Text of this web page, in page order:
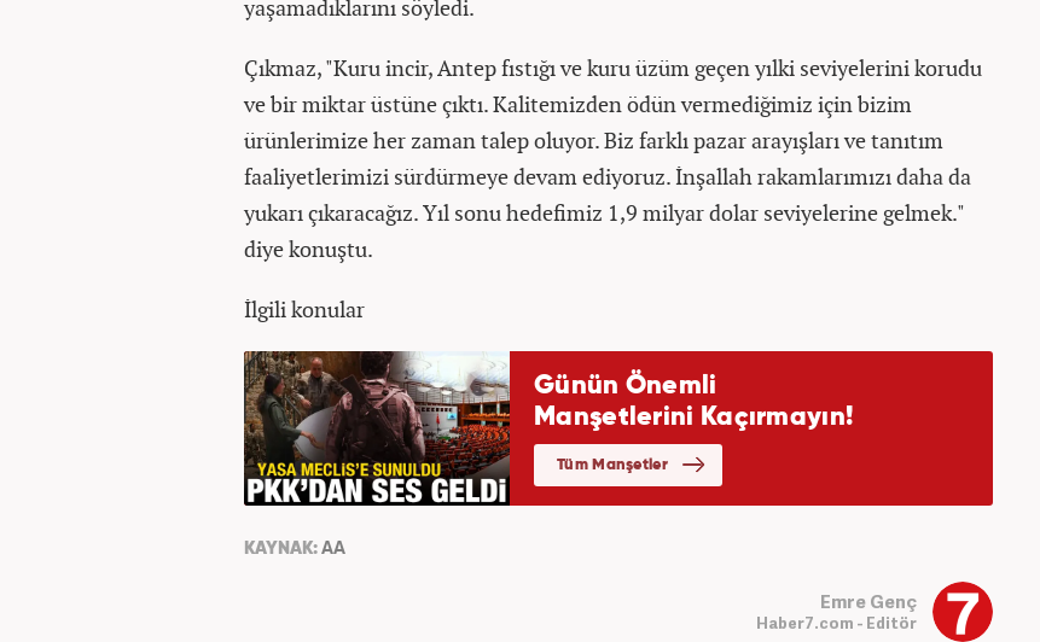
yaşamadıklarını söyledi.
Çıkmaz, "Kuru incir, Antep fıstığı ve kuru üzüm geçen yılki seviyelerini korudu
ve bir miktar üstüne çıktı. Kalitemizden ödün vermediğimiz için bizim
ürünlerimize her zaman talep oluyor. Biz farklı pazar arayışları ve tanıtım
faaliyetlerimizi sürdürmeye devam ediyoruz. İnşallah rakamlarımızı daha da
yukarı çıkaracağız. Yıl sonu hedefimiz 1,9 milyar dolar seviyelerine gelmek."
diye konuştu.
İlgili konular
KAYNAK: AA
Emre Genç
Haber7.com - Editör